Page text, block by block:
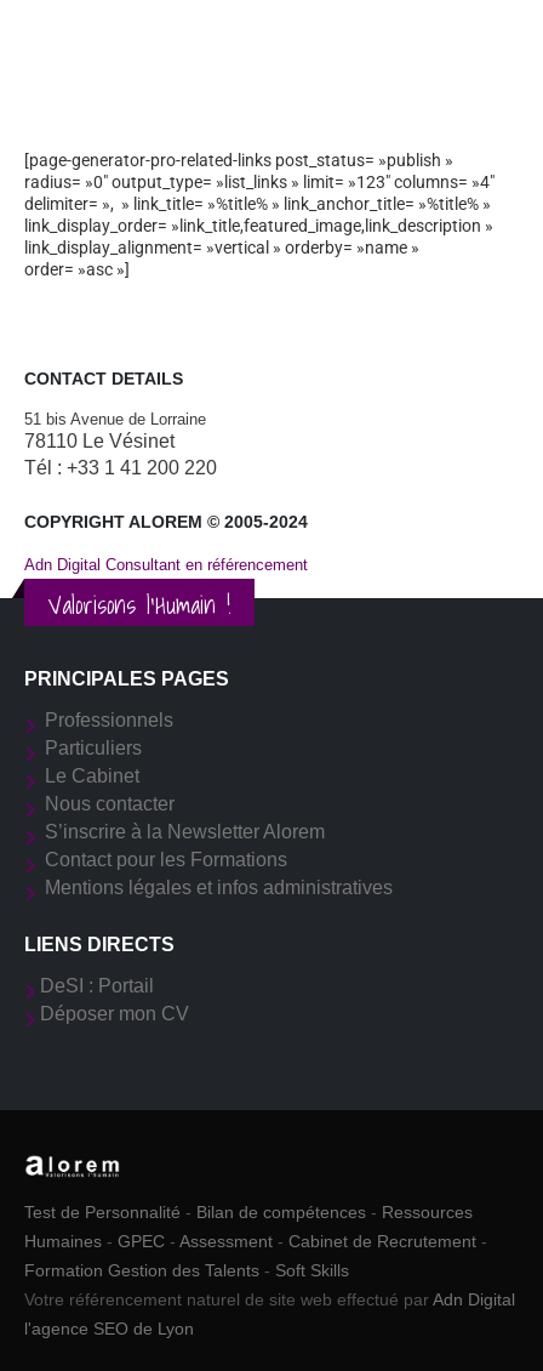
[page-generator-pro-related-links post_status= »publish »
radius= »0″ output_type= »list_links » limit= »123″ columns= »4″
delimiter= », » link_title= »%title% » link_anchor_title= »%title% »
link_display_order= »link_title,featured_image,link_description »
link_display_alignment= »vertical » orderby= »name »
order= »asc »]
CONTACT DETAILS
51 bis Avenue de Lorraine
78110 Le Vésinet
Tél : +33 1 41 200 220
COPYRIGHT ALOREM © 2005-2024
Adn Digital Consultant en référencement
Valorisons l'Humain !
PRINCIPALES PAGES
Professionnels
Particuliers
Le Cabinet
Nous contacter
S’inscrire à la Newsletter Alorem
Contact pour les Formations
Mentions légales et infos administratives
LIENS DIRECTS
DeSI : Portail
Déposer mon CV
Test de Personnalité - Bilan de compétences - Ressources
Humaines - GPEC - Assessment - Cabinet de Recrutement -
Formation Gestion des Talents - Soft Skills
Votre référencement naturel de site web effectué parAdn Digital
l'agence SEO de Lyon